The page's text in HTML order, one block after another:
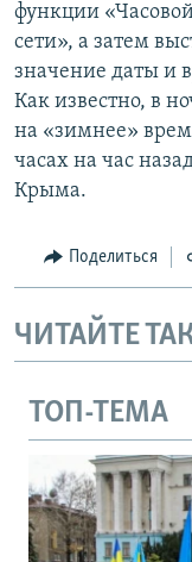
функции
сети», а затем
значение даты и
Как известно, в
на «зимнее»
часах на час
Крыма.
Поделиться
ЧИТАЙТЕ
ТОП-ТЕМА